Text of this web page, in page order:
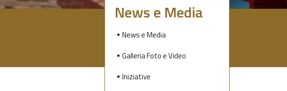
News e Media
News e Media
Galleria Foto e Video
Iniziative